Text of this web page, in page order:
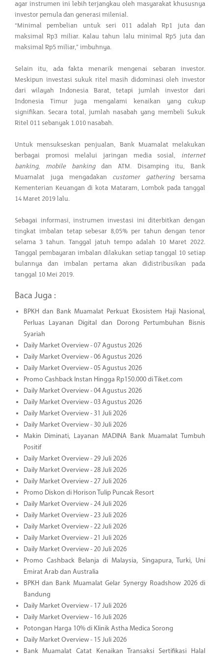
agar instrumen ini lebih terjangkau oleh masyarakat khususnya
investor pemula dan generasi milenial.
“Minimal pembelian untuk seri 011 adalah Rp1 juta dan
maksimal Rp3 miliar. Kalau tahun lalu minimal Rp5 juta dan
maksimal Rp5 miliar,” imbuhnya.
Selain itu, ada fakta menarik mengenai sebaran investor.
Meskipun investasi sukuk ritel masih didominasi oleh investor
dari wilayah Indonesia Barat, tetapi jumlah investor dari
Indonesia Timur juga mengalami kenaikan yang cukup
signifikan. Secara total, jumlah nasabah yang membeli Sukuk
Ritel 011 sebanyak 1.010 nasabah.
Untuk mensukseskan penjualan, Bank Muamalat melakukan
berbagai promosi melalui jaringan media sosial, internet
banking, mobile bankingdan ATM. Disamping itu, Bank
Muamalat juga mengadakan customer gatheringbersama
Kementerian Keuangan di kota Mataram, Lombok pada tanggal
14 Maret 2019 lalu.
Sebagai informasi, instrumen investasi ini diterbitkan dengan
tingkat imbalan tetap sebesar 8,05% per tahun dengan tenor
selama 3 tahun. Tanggal jatuh tempo adalah 10 Maret 2022.
Tanggal pembayaran imbalan dilakukan setiap tanggal 10 setiap
bulannya dan imbalan pertama akan didistribusikan pada
tanggal 10 Mei 2019.
Baca Juga :
BPKH dan Bank Muamalat Perkuat Ekosistem Haji Nasional,
Perluas Layanan Digital dan Dorong Pertumbuhan Bisnis
Syariah
Daily Market Overview - 07 Agustus 2026
Daily Market Overview - 06 Agustus 2026
Daily Market Overview - 05 Agustus 2026
Promo Cashback Instan Hingga Rp150.000 di Tiket.com
Daily Market Overview - 04 Agustus 2026
Daily Market Overview - 03 Agustus 2026
Daily Market Overview - 31 Juli 2026
Daily Market Overview - 30 Juli 2026
Makin Diminati, Layanan MADINA Bank Muamalat Tumbuh
Positif
Daily Market Overview - 29 Juli 2026
Daily Market Overview - 28 Juli 2026
Daily Market Overview - 27 Juli 2026
Promo Diskon di Horison Tulip Puncak Resort
Daily Market Overview - 24 Juli 2026
Daily Market Overview - 23 Juli 2026
Daily Market Overview - 22 Juli 2026
Daily Market Overview - 21 Juli 2026
Daily Market Overview - 20 Juli 2026
Promo Cashback Belanja di Malaysia, Singapura, Turki, Uni
Emirat Arab dan Australia
BPKH dan Bank Muamalat Gelar Synergy Roadshow 2026 di
Bandung
Daily Market Overview - 17 Juli 2026
Daily Market Overview - 16 Juli 2026
Potongan Harga 10% di Klinik Astha Medica Sorong
Daily Market Overview - 15 Juli 2026
Bank Muamalat Catat Kenaikan Transaksi Sertifikasi Halal